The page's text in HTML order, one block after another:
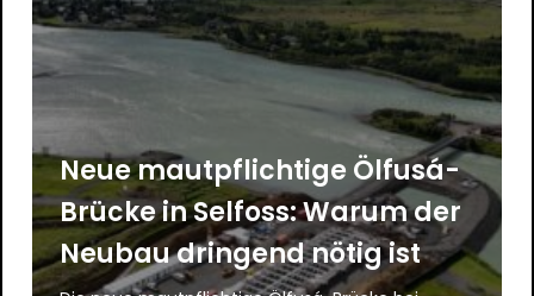
Neue mautpflichtige Ölfusá-
Brücke in Selfoss: Warum der
Neubau dringend nötig ist